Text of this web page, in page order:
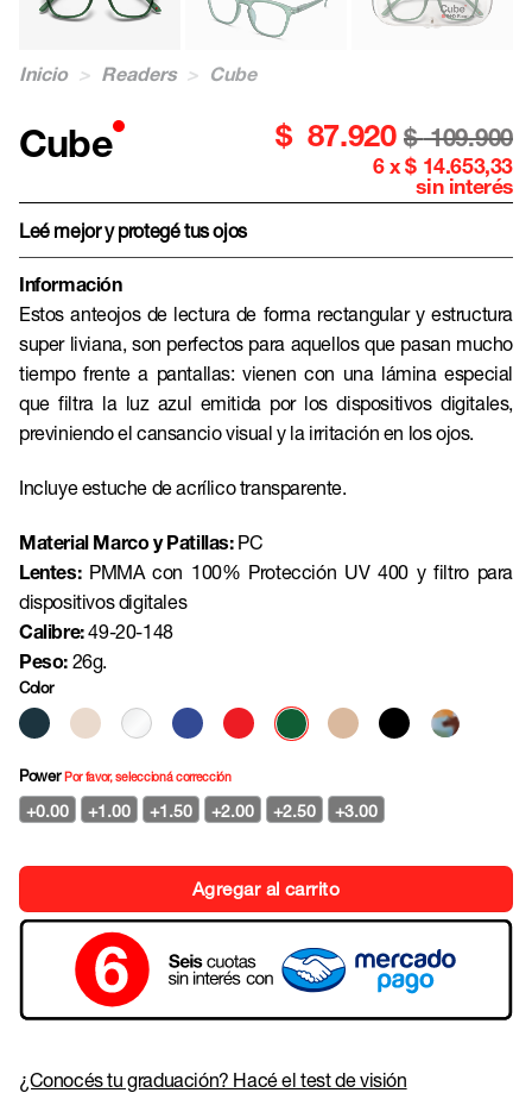
Inicio > Readers > Cube
Cube $ 87.920 $ 109.900
6 x $ 14.653,33
sin interés
Leé mejor y protegé tus ojos
Información
Estos anteojos de lectura de forma rectangular y estructura
super liviana, son perfectos para aquellos que pasan mucho
tiempo frente a pantallas: vienen con una lámina especial
que filtra la luz azul emitida por los dispositivos digitales,
previniendo el cansancio visual y la irritación en los ojos.
Incluye estuche de acrílico transparente.
Material Marco y Patillas:PC
Lentes:PMMA con 100% Protección UV 400 y filtro para
dispositivos digitales
Calibre:49-20-148
Peso: 26g.
Color
PowerPor favor, seleccioná corrección
+0.00 +1.00 +1.50 +2.00 +2.50 +3.00
Agregar al carrito
¿Conocés tu graduación? Hacé el test de visión